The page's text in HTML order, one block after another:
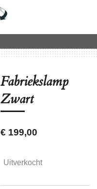
Fabriekslamp
Zwart
€ 199,00
Uitverkocht